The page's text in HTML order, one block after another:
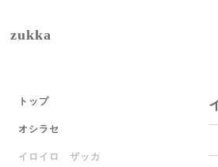
zukka
トップ
オシラセ
イロイロ ザッカ